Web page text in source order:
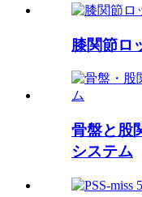
膝関節ロ
骨盤と股
システム